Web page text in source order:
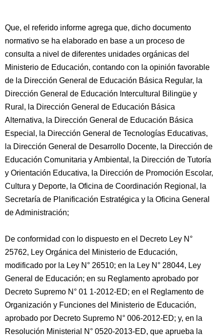
Que, el referido informe agrega que, dicho documento
normativo se ha elaborado en base a un proceso de
consulta a nivel de diferentes unidades orgánicas del
Ministerio de Educación, contando con la opinión favorable
de la Dirección General de Educación Básica Regular, la
Dirección General de Educación Intercultural Bilingüe y
Rural, la Dirección General de Educación Básica
Alternativa, la Dirección General de Educación Básica
Especial, la Dirección General de Tecnologías Educativas,
la Dirección General de Desarrollo Docente, la Dirección de
Educación Comunitaria y Ambiental, la Dirección de Tutoría
y Orientación Educativa, la Dirección de Promoción Escolar,
Cultura y Deporte, la Oficina de Coordinación Regional, la
Secretaría de Planificación Estratégica y la Oficina General
de Administración;
De conformidad con lo dispuesto en el Decreto Ley N°
25762, Ley Orgánica del Ministerio de Educación,
modificado por la Ley N° 26510; en la Ley N° 28044, Ley
General de Educación; en su Reglamento aprobado por
Decreto Supremo N° 01 1-2012-ED; en el Reglamento de
Organización y Funciones del Ministerio de Educación,
aprobado por Decreto Supremo N° 006-2012-ED; y, en la
Resolución Ministerial N° 0520-2013-ED, que aprueba la